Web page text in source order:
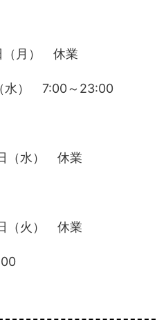
（月） 休業
水） 7:00～23:00
（水） 休業
（火） 休業